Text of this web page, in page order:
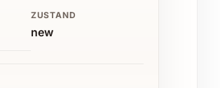
ZUSTAND
new